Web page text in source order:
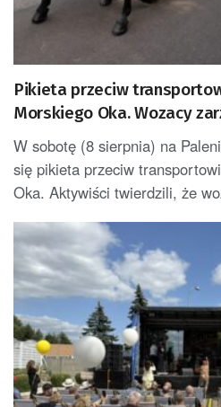
Pikieta przeciw
Morskiego Oka. Wozacy
manipulacje
W sobotę (8 sierpnia) na
się pikieta przeciw
Oka. Aktywiści twierdzili, że